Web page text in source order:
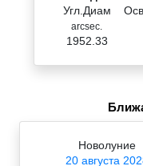
Угл.Диам
arcsec.
1952.33
Новолуние
20 августа